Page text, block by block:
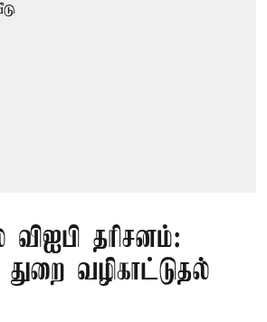
தரிசனம்:
வழிகாட்டுதல்